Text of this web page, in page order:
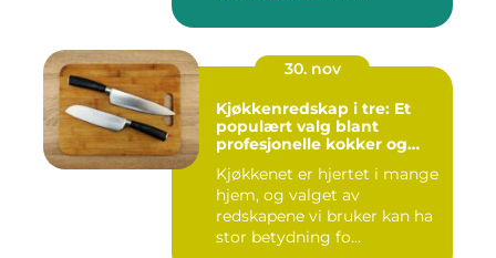
30. nov
Kjøkkenredskap i tre: Et
populært valg blant
profesjonelle kokker og
Kjøkkenet er hjertet i mange
hjem, og valget av
redskapene vi bruker kan ha
stor betydning fo...